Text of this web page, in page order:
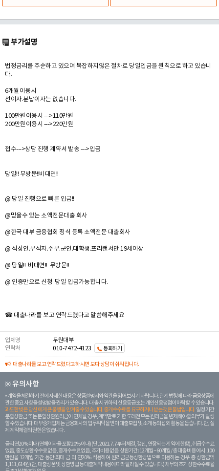
부가설명
법정금리를 주순하고 있으며 복잡하지않은 절차로 당일입금을 원칙으로 하고 있습니
다.
6개월이용시
선이자.분납이자는 없습니다.
100만원이용시 --->110만원
200만원이용시 --->220만원
접수--->상담 진행 계약서 발송 --->입금
당일!! 무방문!!비대면!!
@ 당일 진행으로 빠른 입금!!
@믿을수 있는 소액전문대출 회사
@한국 대부 금융협회 정식 등록 소액전문 대출회사
@ 직장인.무직자.주부.군인.대학생.프리랜서만 19세이상
@ 당일!! 비대면!! 무방문!!
@ 인증만으로 신청 당일 입금가능합니다.
☎ 대출나라를 보고 연락드렸다고 말씀해주세요
업체명
두원대부
연락처
010-7472-4123 통화하기
대출나라를 보고 연락드렸다고 하시면 보다 상담이 쉬워집니다.
※ 유의사항
계약을 체결하기 전에 자세한 내용은 상품설명서와 약관을 읽어보시기 바랍니다. 관계 법령에 따라 금융상품에
관한 중요 사항을 설명받을 권리가 있습니다. 대 출 시 귀하의 신용등급 또는 개인신용평점이 하락할 수 있습니다.
과도한 빚은 당신 에게 큰 불행을 안겨줄 수 있습니다. 중개수수료를 요구하거나 받는 것은 불법입니다. 일정 기간
분할상환금 또는 분할상환원리금이 연체될 경우, 계약만료 기한 도래전 모든 원리금을 변제해야할 의무가 발생
할 수 있습니다. 대부중개업체는 금융회사의 업무위탁을 받아 대출모집 및 소개 등의 섭외 활동을 돕습니다. 단, 실
제 계약체결의 권한은 없습니다.
금리 연20% 이내 (연체이자율 포함 20% 이내) (단, 2021. 7. 7부터 체결, 갱신, 연장되는 계 약에 한함), 취급수수료
없음, 중도상환 수수료 없음, 중개수수료 없음, 추가비용 없음. 상환기간 : 12개월 ~ 60개월 / 총 대출 비용 예시 : 100
만원을 12개월 기간 동안 최대 금 리 연20% 적용하여 원리금균등상환방법으로 이용하는 경우 총 상환금액
1,111,614원 (단, 대출상품 및 상환방법 등 대출계약 내용에 따라 달라질 수 있습니다.) 채무의 조기 상환수수료율